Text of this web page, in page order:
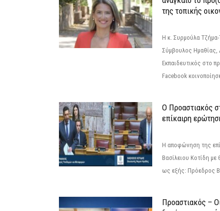
της τοπικής
Η κ. Συρμούλα
Σύμβουλος Ημαθίας,
Εκπαιδευτικός στο
Facebook
Ο Προαστιακός
επίκαιρη
Η αποφώνηση της
Βασίλειου Κοτίδη με
ως εξής: Πρόεδρος
Προαστιακός –